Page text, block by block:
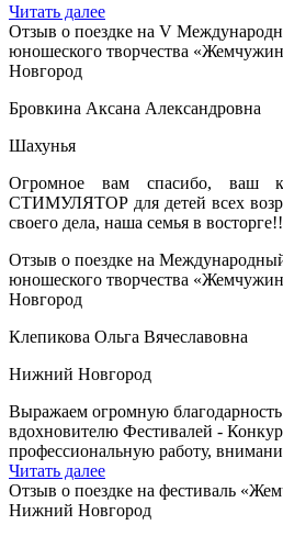
Читать далее
Отзыв о поездке на V
юношеского творчества
Новгород
Бровкина Аксана Александровна
Шахунья
Огромное вам спасибо, ваш
СТИМУЛЯТОР для детей всех
своего дела, наша семья в
Отзыв о поездке на
юношеского творчества
Новгород
Клепикова Ольга Вячеславовна
Нижний Новгород
Выражаем огромную
вдохновителю Фестивалей -
профессиональную работу,
Читать далее
Отзыв о поездке на фестиваль
Нижний Новгород